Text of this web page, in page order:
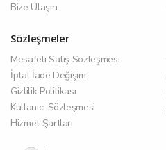
Bize Ulaşın
Sözleşmeler
Mesafeli Satış Sözleşmesi
İptal İade Değişim
Gizlilik Politikası
Kullanıcı Sözleşmesi
Hizmet Şartları